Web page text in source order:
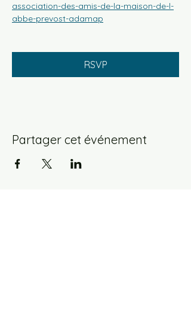
association-des-amis-de-la-maison-de-l-
abbe-prevost-adamap
RSVP
Partager cet événement